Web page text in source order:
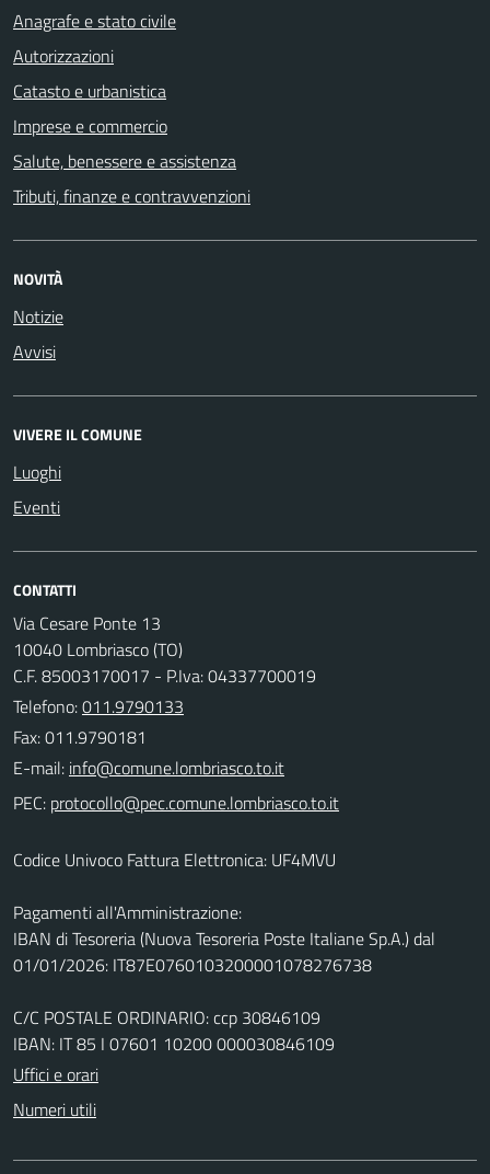
Anagrafe e stato civile
Autorizzazioni
Catasto e urbanistica
Imprese e commercio
Salute, benessere e assistenza
Tributi, finanze e contravvenzioni
NOVITÀ
Notizie
Avvisi
VIVERE IL COMUNE
Luoghi
Eventi
CONTATTI
Via Cesare Ponte 13
10040 Lombriasco (TO)
C.F. 85003170017 - P.Iva: 04337700019
Telefono:011.9790133
Fax: 011.9790181
E-mail:
PEC:
Codice Univoco Fattura Elettronica: UF4MVU
Pagamenti all'Amministrazione:
IBAN di Tesoreria (Nuova Tesoreria Poste Italiane Sp.A.) dal
01/01/2026: IT87E0760103200001078276738
C/C POSTALE ORDINARIO: ccp 30846109
IBAN: IT 85 I 07601 10200 000030846109
Uffici e orari
Numeri utili